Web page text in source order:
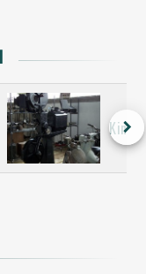
Kino
keyboard_arrow_right